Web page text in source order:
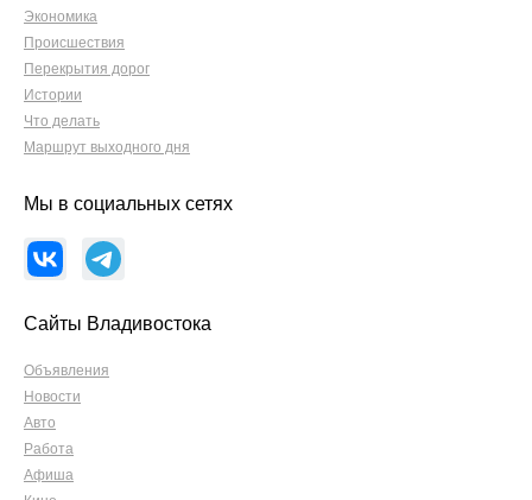
Экономика
Происшествия
Перекрытия дорог
Истории
Что делать
Маршрут выходного дня
Мы в социальных сетях
Сайты Владивостока
Объявления
Новости
Авто
Работа
Афиша